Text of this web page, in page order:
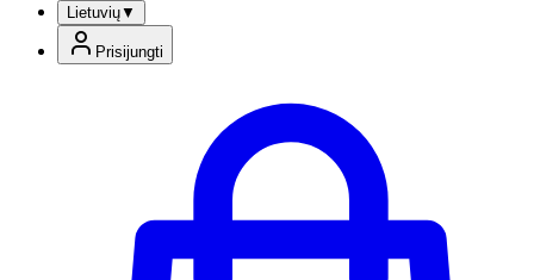
Lietuvių▼
Prisijungti